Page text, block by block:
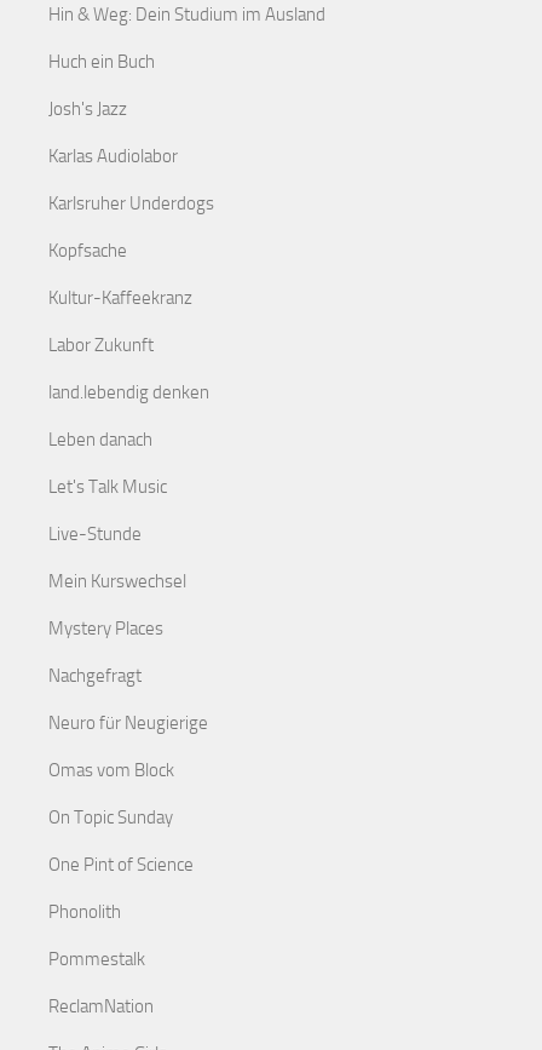
Hin & Weg: Dein Studium im Ausland
Huch ein Buch
Josh's Jazz
Karlas Audiolabor
Karlsruher Underdogs
Kopfsache
Kultur-Kaffeekranz
Labor Zukunft
land.lebendig denken
Leben danach
Let's Talk Music
Live-Stunde
Mein Kurswechsel
Mystery Places
Nachgefragt
Neuro für Neugierige
Omas vom Block
On Topic Sunday
One Pint of Science
Phonolith
Pommestalk
ReclamNation